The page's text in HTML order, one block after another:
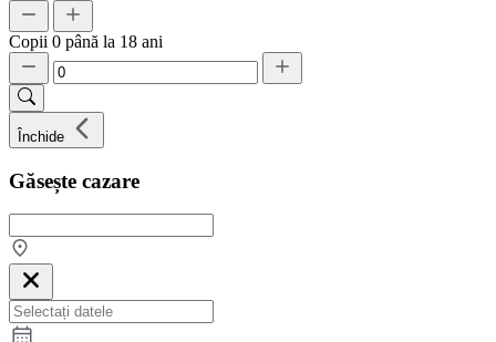
Copii 0 până la 18 ani
Închide
Găsește cazare